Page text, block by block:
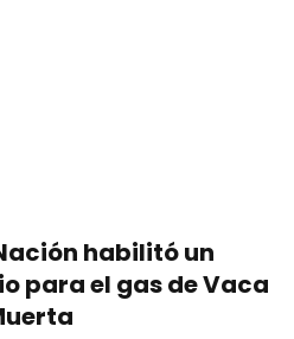
habilitó un
para el gas de Vaca